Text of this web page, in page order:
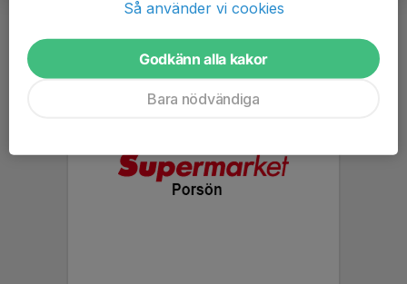
Så använder vi cookies
Godkänn alla kakor
Bara nödvändiga